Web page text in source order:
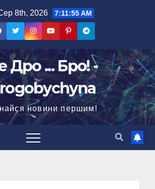
8th, 2026 7:11:56 AM
Дро ... Бро! -
новини першим!